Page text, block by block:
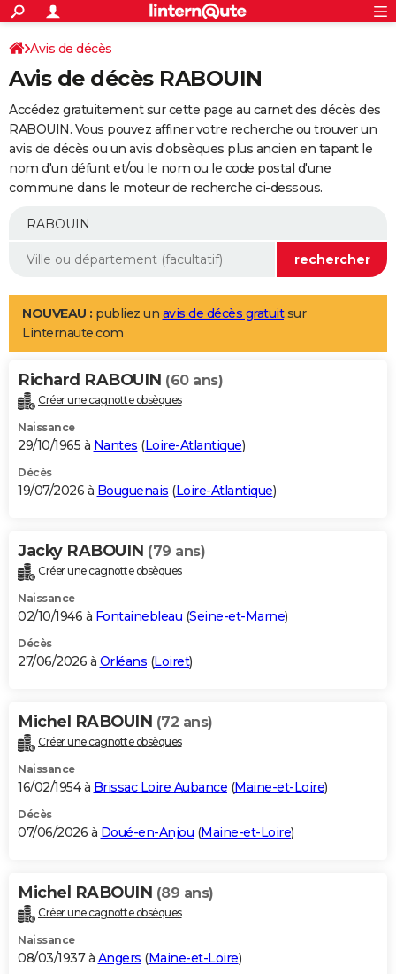
ACTUALITÉS
Politique
Société
Faits Divers
Education
Monde
Villes
+
SPORT
Coupe du monde 2026
Football
Tennis
Cyclisme
Rugby
Forum
Programme TV
TNT
Streaming
Cinéma
Sorties cinéma
Musique
+
FINANCE
Retraite
Epargne
Immobilier
Risques naturels par ville
Banque
Assurance
AUTO
Essais
Réserver un essai
Citadines
Berlines
SUV
Forum auto
+
Mobiles
Meilleur smartphone
Internet
Ordinateurs
Jeux vidéo
Guide high-tech
Aménagement intérieur
LIFESTYLE
Art de vivre
Bien-être
Loisirs
Mode
Modes de vie
Alimentation
Guide de la santé
Maladies
Médicaments
Sommeil
VOYAGE
Destinations
City break
Voyage nature
Voyage de noces
Forum
Climat
+PHOTO
GUIDES D'ACHAT
BONS PLANS
Carte de Noël
Carte Bonne année
Carte Saint-Valentin
Carte Pâques
Carte d'anniversaire
DICTIONNAIRE
Dictionnaire
Biographies
Citations
Expressions
Proverbes
PROGRAMME TV
S'inscrire
Se connecter
Lycées
Collèges
Primaires
Universités
Entreprises
Service militaire
Avis de recherche
AVIS DE DÉCÈS
Bricolage
Lifestyle
Culture
Sport
Auto
Television
Voyage
Cinema
Avis de décès
Avis de décès RABOUIN
Accédez gratuitement sur cette page au carnet des décès des
RABOUIN. Vous pouvez affiner votre recherche ou trouver un
avis de décès ou un avis d'obsèques plus ancien en tapant le
nom d'un défunt et/ou le nom ou le code postal d'une
commune dans le moteur de recherche ci-dessous.
NOUVEAU : publiez un avis de décès gratuitsur
Linternaute.com
Richard RABOUIN (60 ans)
Créer une cagnotte obsèques
Naissance
29/10/1965 à Nantes (Loire-Atlantique)
Décès
19/07/2026 à Bouguenais (Loire-Atlantique)
Jacky RABOUIN (79 ans)
Créer une cagnotte obsèques
Naissance
02/10/1946 à Fontainebleau (Seine-et-Marne)
Décès
27/06/2026 à Orléans (Loiret)
Michel RABOUIN (72 ans)
Créer une cagnotte obsèques
Naissance
16/02/1954 à Brissac Loire Aubance (Maine-et-Loire)
Décès
07/06/2026 à Doué-en-Anjou (Maine-et-Loire)
Michel RABOUIN (89 ans)
Créer une cagnotte obsèques
Naissance
08/03/1937 à Angers (Maine-et-Loire)